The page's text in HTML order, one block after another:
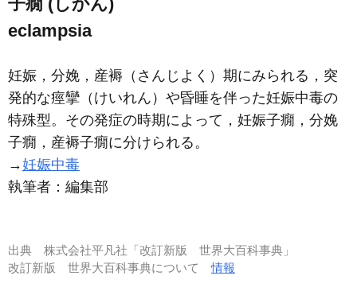
eclampsia
妊娠，分娩，産褥（さんじよく）期にみられる，突
発的な痙攣（けいれん）や昏睡を伴った妊娠中毒の
特殊型。その発症の時期によって，妊娠子癇，分娩
子癇，産褥子癇に分けられる。
→妊娠中毒
執筆者： 編集部
出典 株式会社平凡社「改訂新版 世界大百科事典」
改訂新版 世界大百科事典について情報